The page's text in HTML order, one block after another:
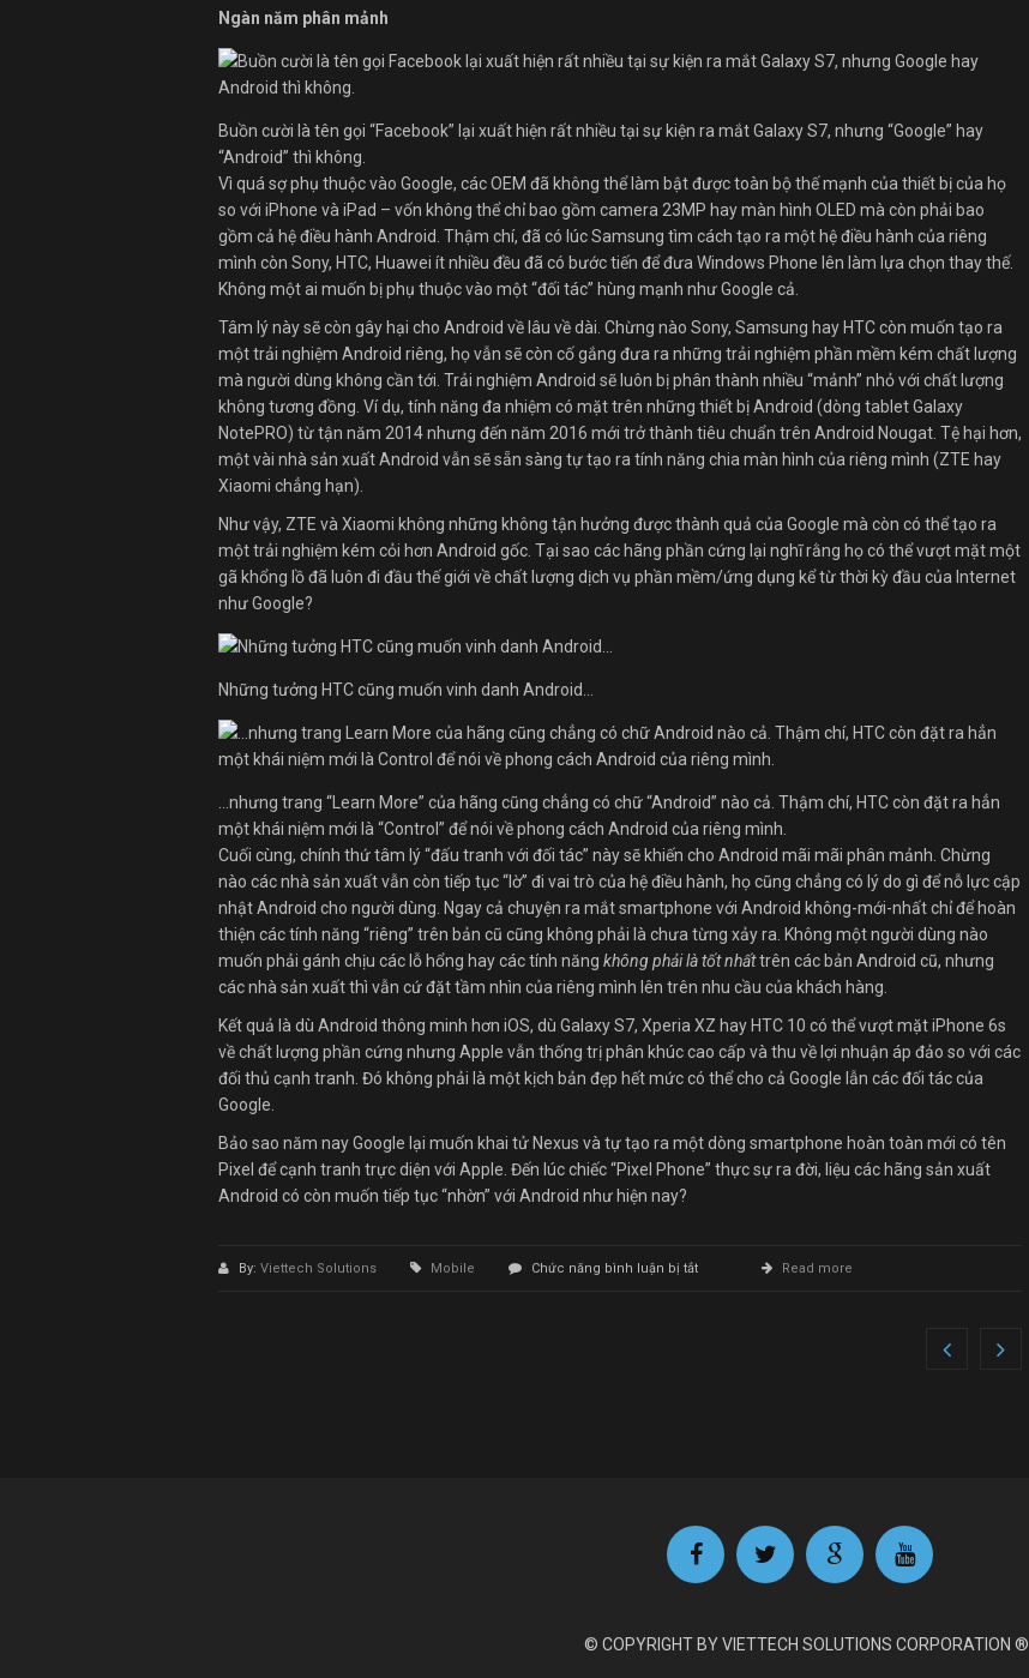
Ngàn năm phân mảnh
Buồn cười là tên gọi “Facebook” lại xuất hiện rất nhiều tại sự kiện ra mắt Galaxy S7, nhưng “Google” hay
“Android” thì không.
Vì quá sợ phụ thuộc vào Google, các OEM đã không thể làm bật được toàn bộ thế mạnh của thiết bị của họ
so với iPhone và iPad – vốn không thể chỉ bao gồm camera 23MP hay màn hình OLED mà còn phải bao
gồm cả hệ điều hành Android. Thậm chí, đã có lúc Samsung tìm cách tạo ra một hệ điều hành của riêng
mình còn Sony, HTC, Huawei ít nhiều đều đã có bước tiến để đưa Windows Phone lên làm lựa chọn thay thế.
Không một ai muốn bị phụ thuộc vào một “đối tác” hùng mạnh như Google cả.
Tâm lý này sẽ còn gây hại cho Android về lâu về dài. Chừng nào Sony, Samsung hay HTC còn muốn tạo ra
một trải nghiệm Android riêng, họ vẫn sẽ còn cố gắng đưa ra những trải nghiệm phần mềm kém chất lượng
mà người dùng không cần tới. Trải nghiệm Android sẽ luôn bị phân thành nhiều “mảnh” nhỏ với chất lượng
không tương đồng. Ví dụ, tính năng đa nhiệm có mặt trên những thiết bị Android (dòng tablet Galaxy
NotePRO) từ tận năm 2014 nhưng đến năm 2016 mới trở thành tiêu chuẩn trên Android Nougat. Tệ hại hơn,
một vài nhà sản xuất Android vẫn sẽ sẵn sàng tự tạo ra tính năng chia màn hình của riêng mình (ZTE hay
Xiaomi chẳng hạn).
Như vậy, ZTE và Xiaomi không những không tận hưởng được thành quả của Google mà còn có thể tạo ra
một trải nghiệm kém cỏi hơn Android gốc. Tại sao các hãng phần cứng lại nghĩ rằng họ có thể vượt mặt một
gã khổng lồ đã luôn đi đầu thế giới về chất lượng dịch vụ phần mềm/ứng dụng kể từ thời kỳ đầu của Internet
như Google?
Những tưởng HTC cũng muốn vinh danh Android…
…nhưng trang “Learn More” của hãng cũng chẳng có chữ “Android” nào cả. Thậm chí, HTC còn đặt ra hẳn
một khái niệm mới là “Control” để nói về phong cách Android của riêng mình.
Cuối cùng, chính thứ tâm lý “đấu tranh với đối tác” này sẽ khiến cho Android mãi mãi phân mảnh. Chừng
nào các nhà sản xuất vẫn còn tiếp tục “lờ” đi vai trò của hệ điều hành, họ cũng chẳng có lý do gì để nỗ lực cập
nhật Android cho người dùng. Ngay cả chuyện ra mắt smartphone với Android không-mới-nhất chỉ để hoàn
thiện các tính năng “riêng” trên bản cũ cũng không phải là chưa từng xảy ra. Không một người dùng nào
muốn phải gánh chịu các lỗ hổng hay các tính năng không phải là tốt nhấttrên các bản Android cũ, nhưng
các nhà sản xuất thì vẫn cứ đặt tầm nhìn của riêng mình lên trên nhu cầu của khách hàng.
Kết quả là dù Android thông minh hơn iOS, dù Galaxy S7, Xperia XZ hay HTC 10 có thể vượt mặt iPhone 6s
về chất lượng phần cứng nhưng Apple vẫn thống trị phân khúc cao cấp và thu về lợi nhuận áp đảo so với các
đối thủ cạnh tranh. Đó không phải là một kịch bản đẹp hết mức có thể cho cả Google lẫn các đối tác của
Google.
Bảo sao năm nay Google lại muốn khai tử Nexus và tự tạo ra một dòng smartphone hoàn toàn mới có tên
Pixel để cạnh tranh trực diện với Apple. Đến lúc chiếc “Pixel Phone” thực sự ra đời, liệu các hãng sản xuất
Android có còn muốn tiếp tục “nhờn” với Android như hiện nay?
By: Viettech Solutions Mobile Chức năng bình luận bị tắtở
cách
cố
tình
sự
tồn
Read more
© COPYRIGHT BY VIETTECH SOLUTIONS CORPORATION ®